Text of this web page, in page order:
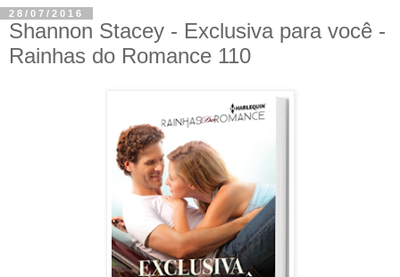
28/07/2016
Shannon Stacey - Exclusiva para você -
Rainhas do Romance 110